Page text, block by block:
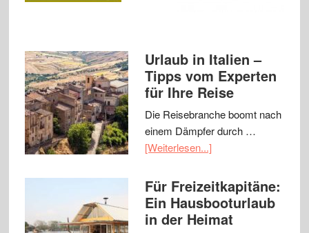
Urlaub in Italien –
Tipps vom Experten
für Ihre Reise
Die Reisebranche boomt nach
einem Dämpfer durch …
[Weiterlesen...]
Für Freizeitkapitäne:
Ein Hausbooturlaub
in der Heimat